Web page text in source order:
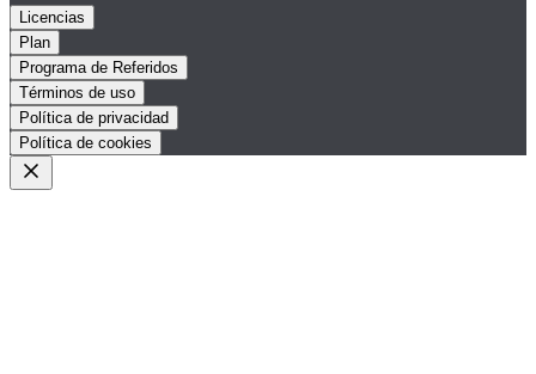
Licencias
Plan
Programa de Referidos
Términos de uso
Política de privacidad
Política de cookies